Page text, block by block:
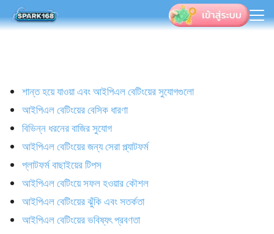
contentশান্ত হয়ে যাওয়া এবং আইপিএল বেটিংয়ের সুযোগগুলো
আইপিএল বেটিংয়ের বেসিক ধারণা
বিভিন্ন ধরনের বাজির সুযোগ
আইপিএল বেটিংয়ের জন্য সেরা প্ল্যাটফর্ম
প্লাটফর্ম বাছাইয়ের টিপস
আইপিএল বেটিংয়ে সফল হওয়ার কৌশল
আইপিএল বেটিংয়ের ঝুঁকি এবং সতর্কতা
আইপিএল বেটিংয়ের ভবিষ্যৎ প্রবণতা